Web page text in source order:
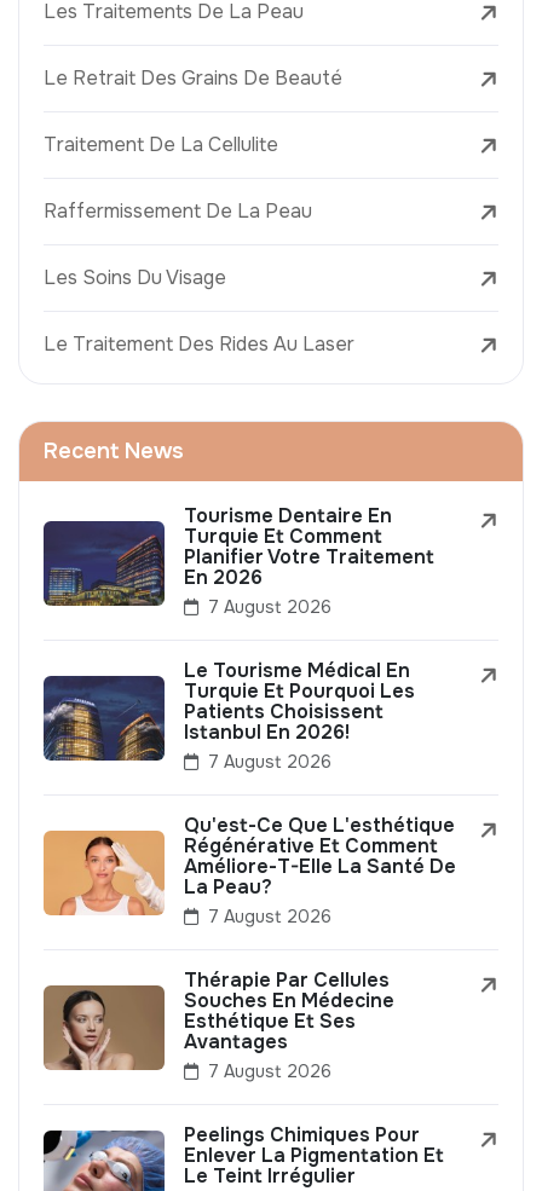
Les Traitements De La Peau
Le Retrait Des Grains De Beauté
Traitement De La Cellulite
Raffermissement De La Peau
Les Soins Du Visage
Le Traitement Des Rides Au Laser
Recent News
Tourisme Dentaire En
Turquie Et Comment
Planifier Votre Traitement
En 2026
7 August 2026
Le Tourisme Médical En
Turquie Et Pourquoi Les
Patients Choisissent
Istanbul En 2026!
7 August 2026
Qu'est-Ce Que L'esthétique
Régénérative Et Comment
Améliore-T-Elle La Santé De
La Peau?
7 August 2026
Thérapie Par Cellules
Souches En Médecine
Esthétique Et Ses
Avantages
7 August 2026
Peelings Chimiques Pour
Enlever La Pigmentation Et
Le Teint Irrégulier